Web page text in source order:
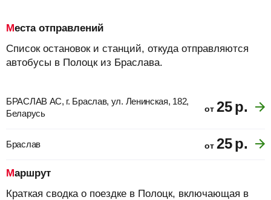
Места отправлений
Список остановок и станций, откуда отправляются
автобусы в Полоцк из Браслава.
БРАСЛАВ АС, г. Браслав, ул. Ленинская, 182,
Беларусь
от 25р.
Браслав от 25р.
Маршрут
Краткая сводка о поездке в Полоцк, включающая в